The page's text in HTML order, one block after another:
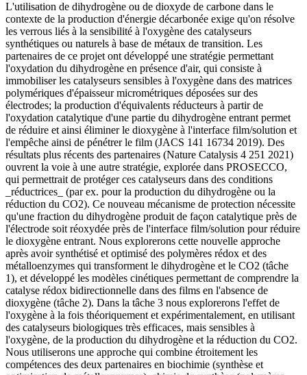
L'utilisation de dihydrogène ou de dioxyde de carbone dans le
contexte de la production d'énergie décarbonée exige qu'on résolve
les verrous liés à la sensibilité à l'oxygène des catalyseurs
synthétiques ou naturels à base de métaux de transition. Les
partenaires de ce projet ont développé une stratégie permettant
l'oxydation du dihydrogène en présence d'air, qui consiste à
immobiliser les catalyseurs sensibles à l'oxygène dans des matrices
polymériques d'épaisseur micrométriques déposées sur des
électrodes; la production d'équivalents réducteurs à partir de
l'oxydation catalytique d'une partie du dihydrogène entrant permet
de réduire et ainsi éliminer le dioxygène à l'interface film/solution et
l'empêche ainsi de pénétrer le film (JACS 141 16734 2019). Des
résultats plus récents des partenaires (Nature Catalysis 4 251 2021)
ouvrent la voie à une autre stratégie, explorée dans PROSECCO,
qui permettrait de protéger ces catalyseurs dans des conditions
_réductrices_ (par ex. pour la production du dihydrogène ou la
réduction du CO2). Ce nouveau mécanisme de protection nécessite
qu'une fraction du dihydrogène produit de façon catalytique près de
l'électrode soit réoxydée près de l'interface film/solution pour réduire
le dioxygène entrant. Nous explorerons cette nouvelle approche
après avoir synthétisé et optimisé des polymères rédox et des
métalloenzymes qui transforment le dihydrogène et le CO2 (tâche
1), et développé les modèles cinétiques permettant de comprendre la
catalyse rédox bidirectionnelle dans des films en l'absence de
dioxygène (tâche 2). Dans la tâche 3 nous explorerons l'effet de
l'oxygène à la fois théoriquement et expérimentalement, en utilisant
des catalyseurs biologiques très efficaces, mais sensibles à
l'oxygène, de la production du dihydrogène et la réduction du CO2.
Nous utiliserons une approche qui combine étroitement les
compétences des deux partenaires en biochimie (synthèse et